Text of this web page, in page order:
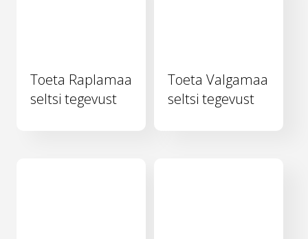
Toeta Raplamaa
seltsi tegevust
Toeta Valgamaa
seltsi tegevust